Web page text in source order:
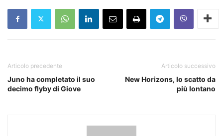
Articolo precedente
Juno ha completato il suo
decimo flyby di Giove
Articolo successivo
New Horizons, lo scatto da
più lontano